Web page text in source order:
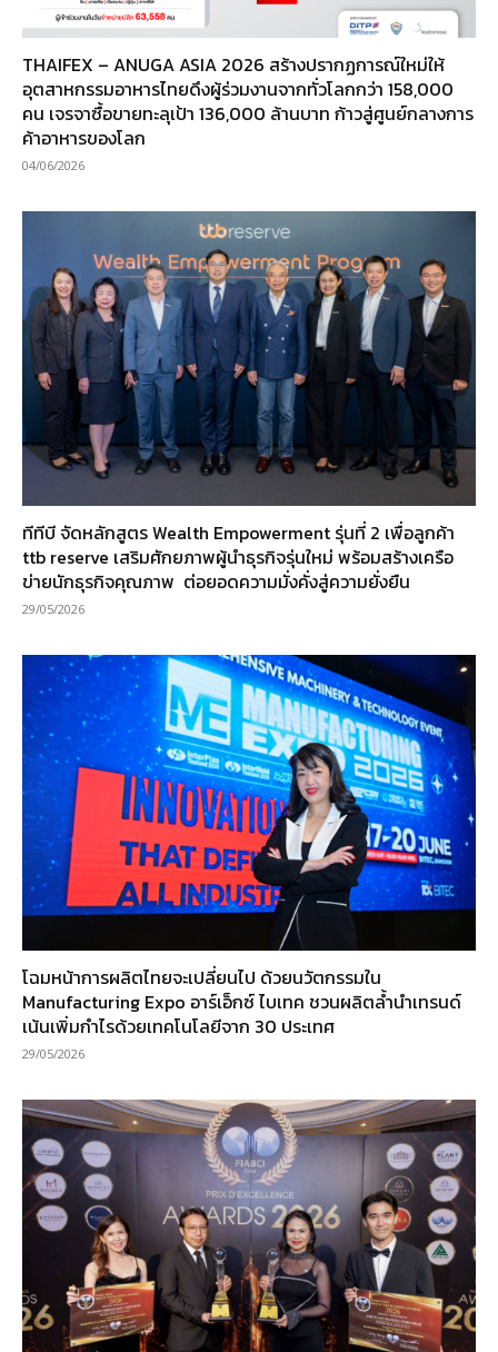
THAIFEX – ANUGA ASIA 2026 สร้างปรากฏการณ์ใหม่ให้
อุตสาหกรรมอาหารไทยดึงผู้ร่วมงานจากทั่วโลกกว่า 158,000
คน เจรจาซื้อขายทะลุเป้า 136,000 ล้านบาท ก้าวสู่ศูนย์กลางการ
ค้าอาหารของโลก
04/06/2026
ทีทีบี จัดหลักสูตร Wealth Empowerment รุ่นที่ 2 เพื่อลูกค้า
ttb reserve เสริมศักยภาพผู้นำธุรกิจรุ่นใหม่ พร้อมสร้างเครือ
ข่ายนักธุรกิจคุณภาพ ต่อยอดความมั่งคั่งสู่ความยั่งยืน
29/05/2026
โฉมหน้าการผลิตไทยจะเปลี่ยนไป ด้วยนวัตกรรมใน
Manufacturing Expo อาร์เอ็กซ์ ไบเทค ชวนผลิตล้ำนำเทรนด์
เน้นเพิ่มกำไรด้วยเทคโนโลยีจาก 30 ประเทศ
29/05/2026